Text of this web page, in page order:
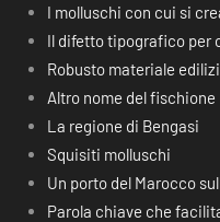
I molluschi con cui si
Il difetto tipografico per
Robusto materiale
Altro nome del fischione
La regione di Bengasi
Squisiti molluschi
Un porto del Marocco
Parola chiave che